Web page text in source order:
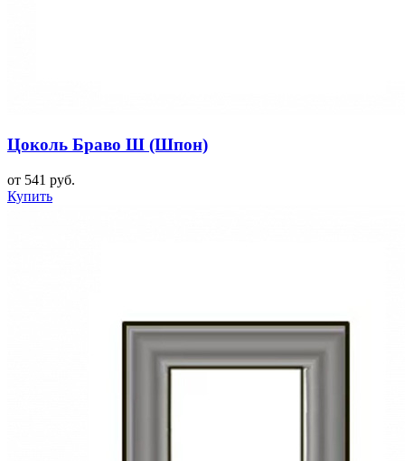
Цоколь Браво Ш (Шпон)
от 541 руб.
Купить